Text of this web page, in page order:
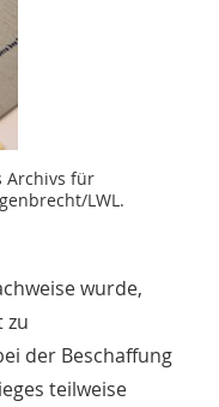
Archivs für
LWL.
wurde,
zu
der Beschaffung
teilweise